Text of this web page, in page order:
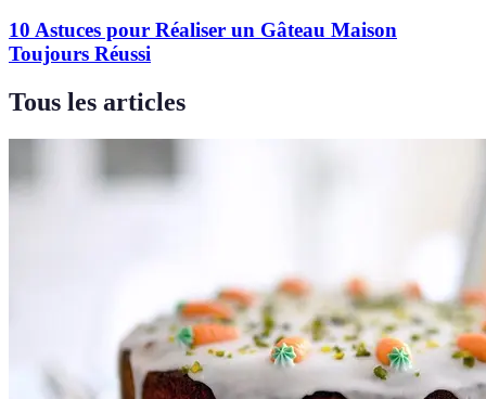
10 Astuces pour Réaliser un Gâteau Maison
Toujours Réussi
Tous les articles